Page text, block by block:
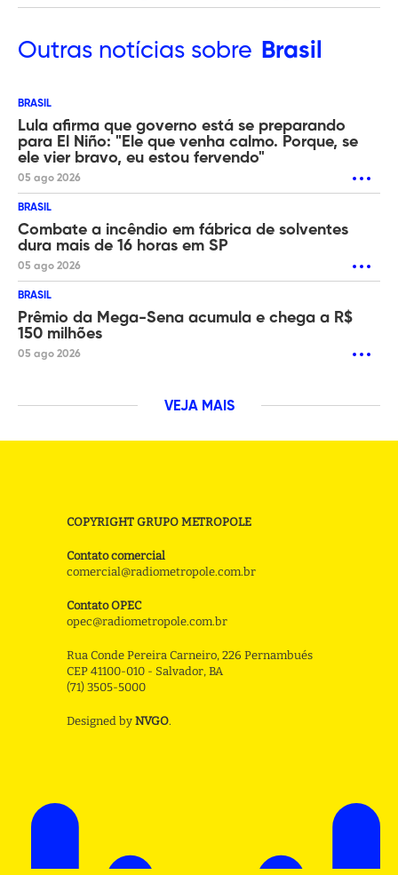
Outras notícias sobre Brasil
BRASIL
Lula afirma que governo está se preparando
para El Niño: "Ele que venha calmo. Porque, se
ele vier bravo, eu estou fervendo"
05 ago 2026
BRASIL
Combate a incêndio em fábrica de solventes
dura mais de 16 horas em SP
05 ago 2026
BRASIL
Prêmio da Mega-Sena acumula e chega a R$
150 milhões
05 ago 2026
VEJA MAIS
COPYRIGHT GRUPO METROPOLE
Contato comercial
comercial@radiometropole.com.br
Contato OPEC
opec@radiometropole.com.br
Rua Conde Pereira Carneiro, 226 Pernambués
CEP 41100-010 - Salvador, BA
(71) 3505-5000
Designed by NVGO.